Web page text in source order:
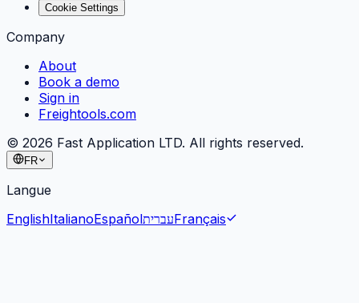
Cookie Settings
Company
About
Book a demo
Sign in
Freightools.com
© 2026 Fast Application LTD. All rights reserved.
FR
Langue
EnglishItalianoEspañolעבריתFrançais